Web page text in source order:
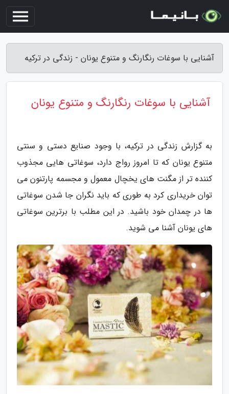
آشنایی با سوغات رنگارنگ و متنوع یونان - زندگی در ترکیه
آشنایی با سوغات رنگارنگ و متنوع یونان
به گزارش زندگی در ترکیه، با وجود صنایع دستی و سنتی
متنوع یونان که تا امروز رواج دارد، سوغاتی هایی مجذوب
کننده تر از مگنت های یخچال معمول و مجسمه پارتنون می
توان خریداری کرد به طوری که باید نگران جا شدن سوغاتی
ها در چمدان خود باشید. در این مطلب با برترین سوغاتی
های یونان آشنا می شوید.